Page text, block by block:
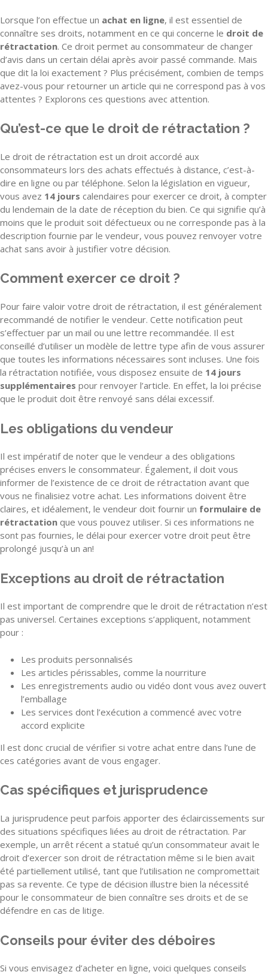
Lorsque l’on effectue un achat en ligne, il est essentiel de
connaître ses droits, notamment en ce qui concerne le droit de
rétractation. Ce droit permet au consommateur de changer
d’avis dans un certain délai après avoir passé commande. Mais
que dit la loi exactement ? Plus précisément, combien de temps
avez-vous pour retourner un article qui ne correspond pas à vos
attentes ? Explorons ces questions avec attention.
Qu’est-ce que le droit de rétractation ?
Le droit de rétractation est un droit accordé aux
consommateurs lors des achats effectués à distance, c’est-à-
dire en ligne ou par téléphone. Selon la législation en vigueur,
vous avez 14 jours calendaires pour exercer ce droit, à compter
du lendemain de la date de réception du bien. Ce qui signifie qu’à
moins que le produit soit défectueux ou ne corresponde pas à la
description fournie par le vendeur, vous pouvez renvoyer votre
achat sans avoir à justifier votre décision.
Comment exercer ce droit ?
Pour faire valoir votre droit de rétractation, il est généralement
recommandé de notifier le vendeur. Cette notification peut
s’effectuer par un mail ou une lettre recommandée. Il est
conseillé d’utiliser un modèle de lettre type afin de vous assurer
que toutes les informations nécessaires sont incluses. Une fois
la rétractation notifiée, vous disposez ensuite de 14 jours
supplémentaires pour renvoyer l’article. En effet, la loi précise
que le produit doit être renvoyé sans délai excessif.
Les obligations du vendeur
Il est impératif de noter que le vendeur a des obligations
précises envers le consommateur. Également, il doit vous
informer de l’existence de ce droit de rétractation avant que
vous ne finalisiez votre achat. Les informations doivent être
claires, et idéalement, le vendeur doit fournir un formulaire de
rétractation que vous pouvez utiliser. Si ces informations ne
sont pas fournies, le délai pour exercer votre droit peut être
prolongé jusqu’à un an!
Exceptions au droit de rétractation
Il est important de comprendre que le droit de rétractation n’est
pas universel. Certaines exceptions s’appliquent, notamment
pour :
Les produits personnalisés
Les articles périssables, comme la nourriture
Les enregistrements audio ou vidéo dont vous avez ouvert
l’emballage
Les services dont l’exécution a commencé avec votre
accord explicite
Il est donc crucial de vérifier si votre achat entre dans l’une de
ces catégories avant de vous engager.
Cas spécifiques et jurisprudence
La jurisprudence peut parfois apporter des éclaircissements sur
des situations spécifiques liées au droit de rétractation. Par
exemple, un arrêt récent a statué qu’un consommateur avait le
droit d’exercer son droit de rétractation même si le bien avait
été partiellement utilisé, tant que l’utilisation ne compromettait
pas sa revente. Ce type de décision illustre bien la nécessité
pour le consommateur de bien connaître ses droits et de se
défendre en cas de litige.
Conseils pour éviter des déboires
Si vous envisagez d’acheter en ligne, voici quelques conseils